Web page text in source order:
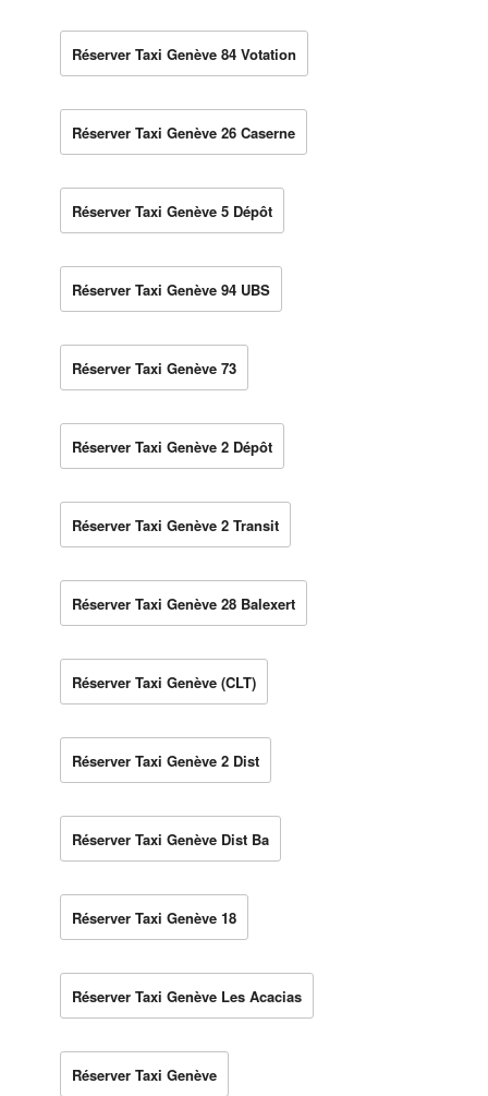
Réserver Taxi Genève 84 Votation
Réserver Taxi Genève 26 Caserne
Réserver Taxi Genève 5 Dépôt
Réserver Taxi Genève 94 UBS
Réserver Taxi Genève 73
Réserver Taxi Genève 2 Dépôt
Réserver Taxi Genève 2 Transit
Réserver Taxi Genève 28 Balexert
Réserver Taxi Genève (CLT)
Réserver Taxi Genève 2 Dist
Réserver Taxi Genève Dist Ba
Réserver Taxi Genève 18
Réserver Taxi Genève Les Acacias
Réserver Taxi Genève